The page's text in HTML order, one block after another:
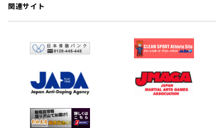
関連サイト